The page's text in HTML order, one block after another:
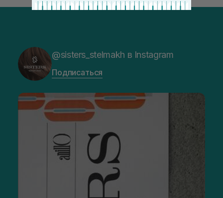
@sisters_stelmakh в Instagram
Подписаться